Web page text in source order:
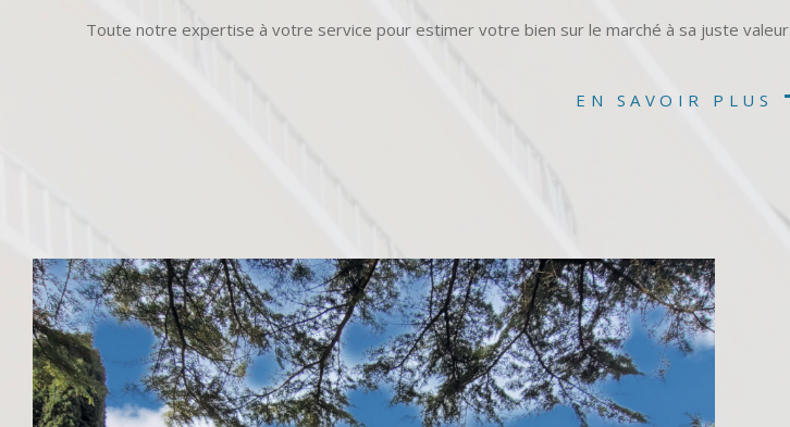
Toute notre expertise à votre service pour estimer votre bien sur le marché à sa juste valeur
EN SAVOIR PLUS